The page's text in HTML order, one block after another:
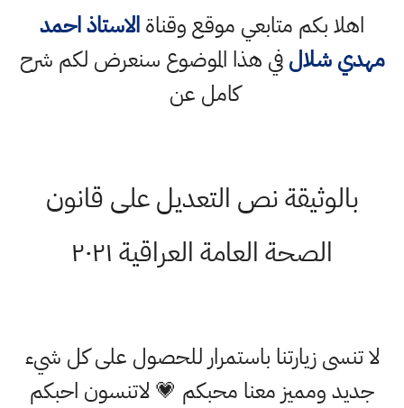
اهلا بكم متابعي موقع وقناةالاستاذ احمد
مهدي شلالفي هذا الموضوع سنعرض لكم شرح
كامل عن
بالوثيقة نص التعديل على قانون
الصحة العامة العراقية ٢٠٢١
لا تنسى زيارتنا باستمرار للحصول على كل شيء
جديد ومميز معنا محبكم 💗 لاتنسون احبكم